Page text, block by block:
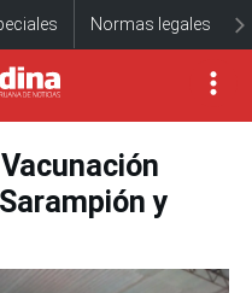
Normas legales
y